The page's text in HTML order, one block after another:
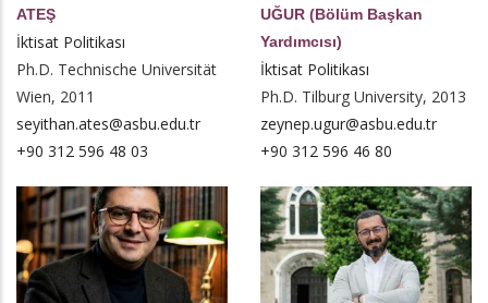
ATEŞ
İktisat Politikası
Ph.D. Technische Universität
Wien, 2011
seyithan.ates@asbu.edu.tr
+90 312 596 48 03
UĞUR (Bölüm Başkan
Yardımcısı)
İktisat Politikası
Ph.D. Tilburg University, 2013
zeynep.ugur@asbu.edu.tr
+90 312 596 46 80